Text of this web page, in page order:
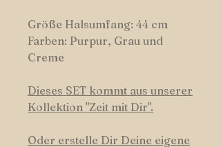
Größe Halsumfang: 44 cm
Farben: Purpur, Grau und
Creme
Dieses SET kommt aus unserer
Kollektion "Zeit mit Dir".
Oder erstelle Dir Deine eigene